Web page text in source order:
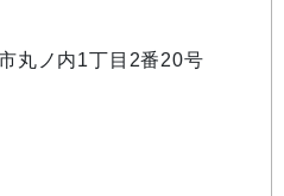
丸ノ内1丁目2番20号